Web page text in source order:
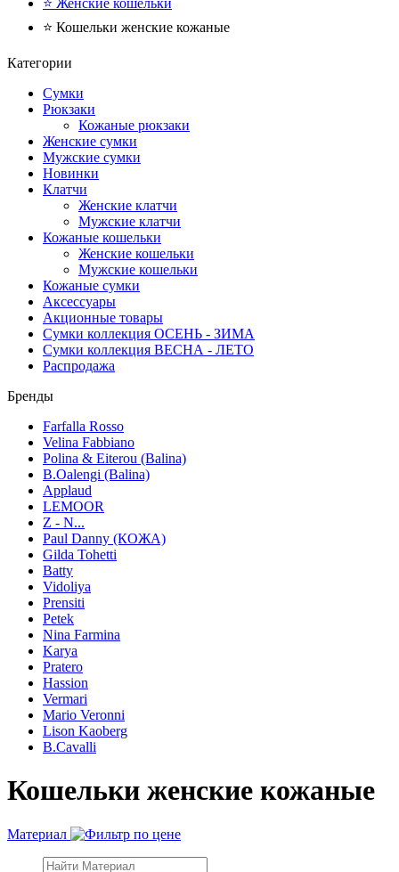
⭐ Женские кошельки
⭐ Кошельки женские кожаные
Категории
Сумки
Рюкзаки
Кожаные рюкзаки
Женские сумки
Мужские сумки
Новинки
Клатчи
Женские клатчи
Мужские клатчи
Кожаные кошельки
Женские кошельки
Мужские кошельки
Кожаные сумки
Аксессуары
Акционные товары
Сумки коллекция ОСЕНЬ - ЗИМА
Сумки коллекция ВЕСНА - ЛЕТО
Распродажа
Бренды
Farfalla Rosso
Velina Fabbiano
Polina & Eiterou (Balina)
B.Oalengi (Balina)
Applaud
LEMOOR
Z - N...
Paul Danny (КОЖА)
Gilda Tohetti
Batty
Vidoliya
Prensiti
Petek
Nina Farmina
Karya
Pratero
Hassion
Vermari
Mario Veronni
Lison Kaoberg
B.Cavalli
Кошельки женские кожаные
Материал